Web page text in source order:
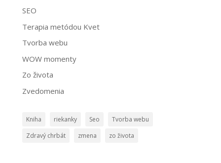
SEO
Terapia metódou Kvet
Tvorba webu
WOW momenty
Zo života
Zvedomenia
Kniha riekanky Seo
Tvorba webu
Zdravý chrbát
zmena zo života